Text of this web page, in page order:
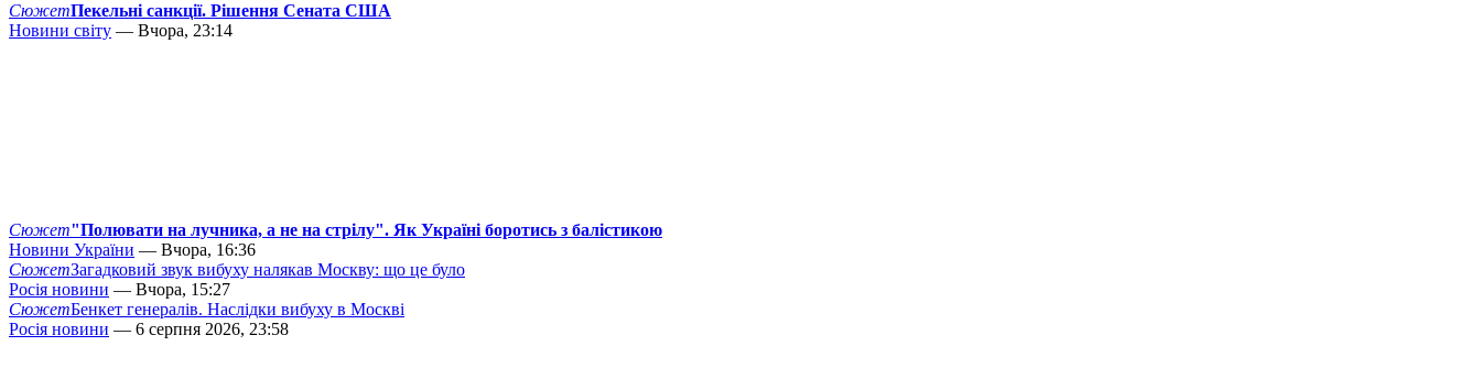
СюжетПекельні санкції. Рішення Сената США
Новини світу — Вчора, 23:14
Сюжет"Полювати на лучника, а не на стрілу". Як Україні боротись з балістикою
Новини України — Вчора, 16:36
СюжетЗагадковий звук вибуху налякав Москву: що це було
Росія новини — Вчора, 15:27
СюжетБенкет генералів. Наслідки вибуху в Москві
Росія новини — 6 серпня 2026, 23:58